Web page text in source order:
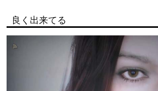
良く出来てる